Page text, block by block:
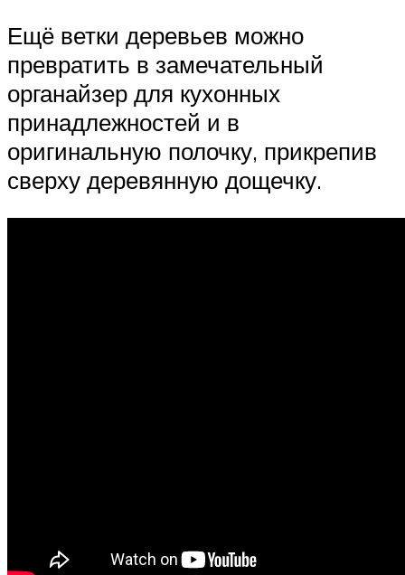
Ещё ветки деревьев можно
превратить в замечательный
органайзер для кухонных
принадлежностей и в
оригинальную полочку, прикрепив
сверху деревянную дощечку.